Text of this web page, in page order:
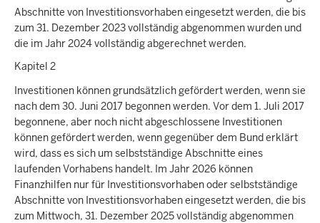
Abschnitte von Investitionsvorhaben eingesetzt werden, die bis
zum 31. Dezember 2023 vollständig abgenommen wurden und
die im Jahr 2024 vollständig abgerechnet werden.
Kapitel 2
Investitionen können grundsätzlich gefördert werden, wenn sie
nach dem 30. Juni 2017 begonnen werden. Vor dem 1. Juli 2017
begonnene, aber noch nicht abgeschlossene Investitionen
können gefördert werden, wenn gegenüber dem Bund erklärt
wird, dass es sich um selbstständige Abschnitte eines
laufenden Vorhabens handelt. Im Jahr 2026 können
Finanzhilfen nur für Investitionsvorhaben oder selbstständige
Abschnitte von Investitionsvorhaben eingesetzt werden, die bis
zum Mittwoch, 31. Dezember 2025 vollständig abgenommen